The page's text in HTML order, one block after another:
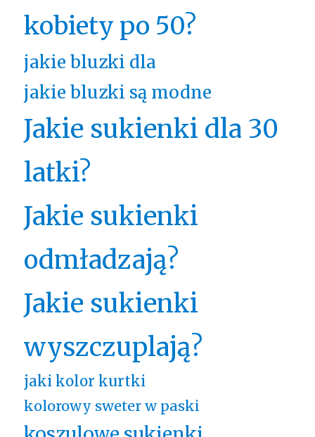
kobiety po 50?
jakie bluzki dla
jakie bluzki są modne
Jakie sukienki dla 30
latki?
Jakie sukienki
odmładzają?
Jakie sukienki
wyszczuplają?
jaki kolor kurtki
kolorowy sweter w paski